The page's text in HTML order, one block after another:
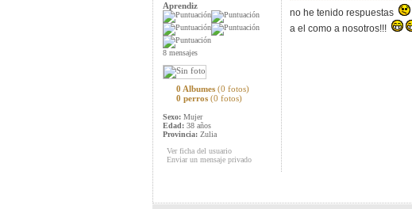
Aprendiz
8 mensajes
0 Albumes (0 fotos)
0 perros (0 fotos)
Sexo: Mujer
Edad: 38 años
Provincia: Zulia
Ver ficha del usuario
Enviar un mensaje privado
no he tenido respuestas
a el como a nosotros!!!